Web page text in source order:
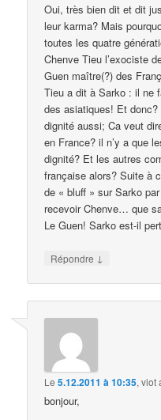
Oui, très bien dit et dit
leur karma? Mais
toutes les quatre
Chenve Tieu l’exociste
Guen maître(?) des
Tieu a dit à Sarko : il ne
des asiatiques! Et
dignité aussi; Ca veut
en France? il n’y a que
dignité? Et les autres
française alors? Suite à
de « bluff » sur Sarko
recevoir Chenve… que
Le Guen! Sarko est-il
Répondre ↓
Le5.12.2011 à 10:35,viot
bonjour,